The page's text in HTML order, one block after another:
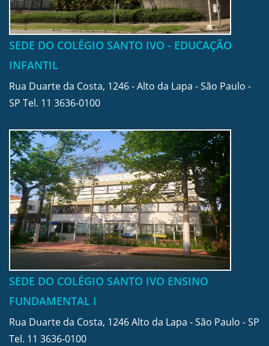
SEDE DO COLÉGIO SANTO IVO - EDUCAÇÃO
INFANTIL
Rua Duarte da Costa, 1246 - Alto da Lapa - São Paulo -
SP Tel. 11 3636-0100
SEDE DO COLÉGIO SANTO IVO ENSINO
FUNDAMENTAL I
Rua Duarte da Costa, 1246 Alto da Lapa - São Paulo - SP
Tel. 11 3636-0100